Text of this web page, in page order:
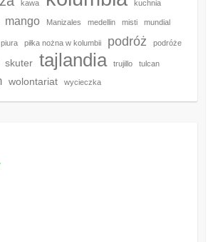
kawa kuchnia
mango Manizales medellin misti mundial
piura piłka nożna w kolumbii podróż podróże
skuter tajlandia trujillo tulcan
wolontariat wycieczka